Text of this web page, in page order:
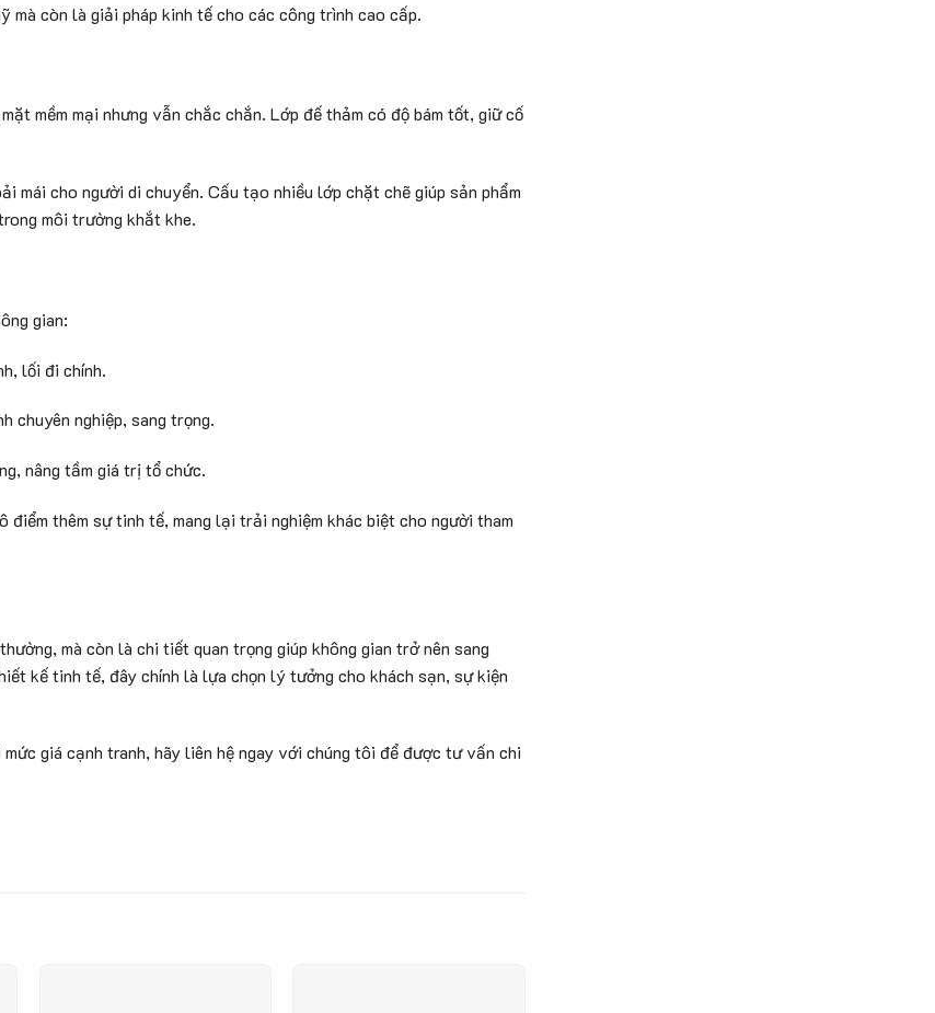
mà còn là giải pháp kinh tế cho các công trình cao cấp.
mặt mềm mại nhưng vẫn chắc chắn. Lớp đế thảm có độ bám tốt, giữ cố
mái cho người di chuyển. Cấu tạo nhiều lớp chặt chẽ giúp sản phẩm
môi trường khắt khe.
gian:
lối đi chính.
chuyên nghiệp, sang trọng.
nâng tầm giá trị tổ chức.
thêm sự tinh tế, mang lại trải nghiệm khác biệt cho người tham
mà còn là chi tiết quan trọng giúp không gian trở nên sang
kế tinh tế, đây chính là lựa chọn lý tưởng cho khách sạn, sự kiện
mức giá cạnh tranh, hãy liên hệ ngay với chúng tôi để được tư vấn chi